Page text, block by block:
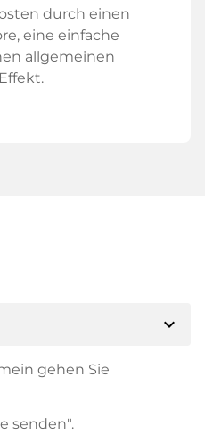
durch einen
eine einfache
allgemeinen
expand_more
gehen Sie
senden".